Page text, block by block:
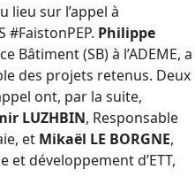
lieu sur l’appel à
#FaistonPEP. Philippe
Bâtiment (SB) à l’ADEME, a
des projets retenus. Deux
ont, par la suite,
LUZHBIN, Responsable
et Mikaël LE BORGNE,
et développement d’ETT,